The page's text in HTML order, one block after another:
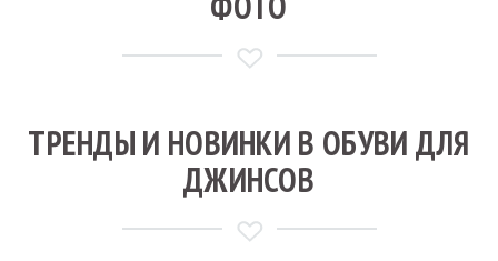
ТРЕНДЫ И НОВИНКИ В ОБУВИ ДЛЯ
ДЖИНСОВ